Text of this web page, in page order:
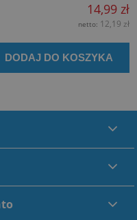
14,99 zł
netto: 12,19 zł
DODAJ DO KOSZYKA